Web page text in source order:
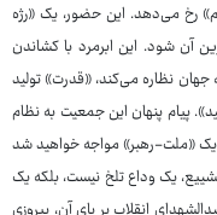
رخ می‌دهد. این حضور، یک «رژه
آن شود. این ابرمرد با کشاندن
نظاره می‌کند، «قدرت» تولید
پیام پنهان این جمعیت به نظام
یک «ملت-رهبر» مواجه خواهید شد
یک وداع تلخ نیست، بلکه یک